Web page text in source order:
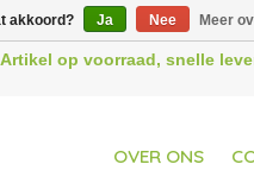
op voorraad, snelle
OVER ONS
akkoord? Ja Nee Meer